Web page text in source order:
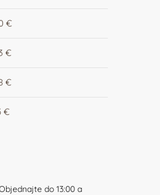
€
€
€
€
do 13:00 a